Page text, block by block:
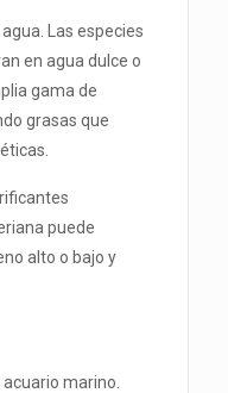
Las especies
en agua dulce o
gama de
grasas que
puede
alto o bajo y
marino.